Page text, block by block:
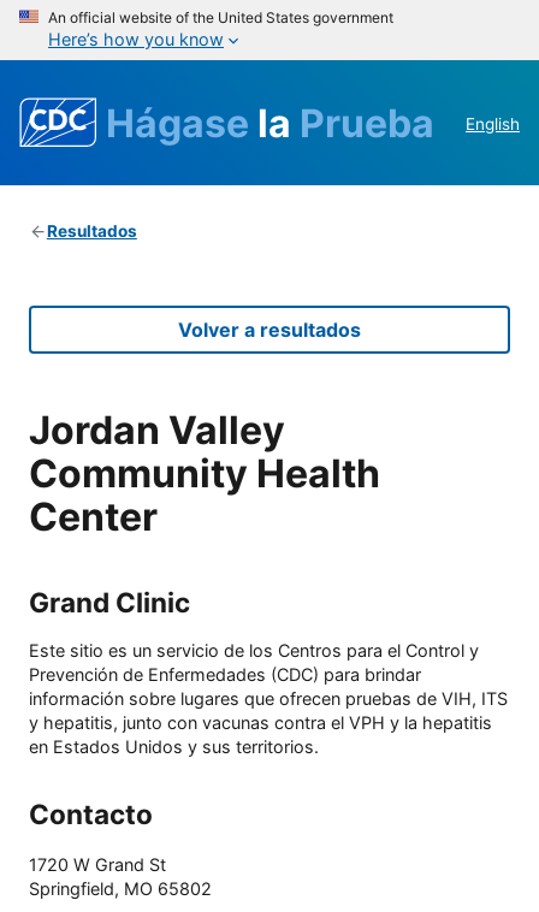
An official website of the United States government
Here’s how you know
Hágase la Prueba English
Resultados
Volver a resultados
Jordan Valley
Community Health
Center
Grand Clinic
Este sitio es un servicio de los Centros para el Control y
Prevención de Enfermedades (CDC) para brindar
información sobre lugares que ofrecen pruebas de VIH, ITS
y hepatitis, junto con vacunas contra el VPH y la hepatitis
en Estados Unidos y sus territorios.
Contacto
1720 W Grand St
Springfield, MO 65802